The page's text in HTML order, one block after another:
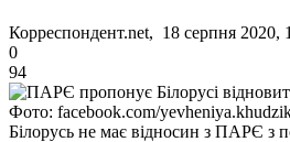
Корреспондент.net, 18 серпня 2020,
0
94
Фото: facebook.com/
Білорусь не має відносин з ПАРЄ з